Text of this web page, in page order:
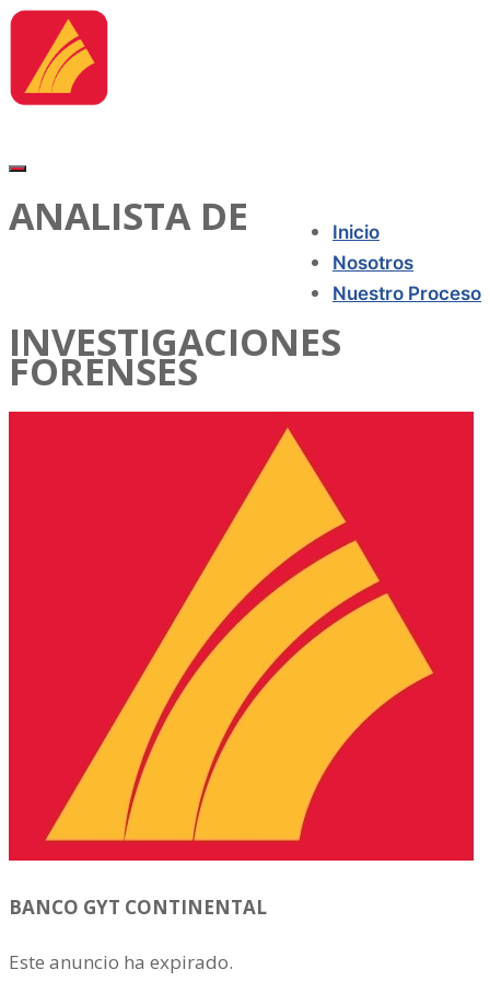
Inicio
Nosotros
Nuestro Proceso
ANALISTA DE
INVESTIGACIONES
FORENSES
BANCO GYT CONTINENTAL
Este anuncio ha expirado.